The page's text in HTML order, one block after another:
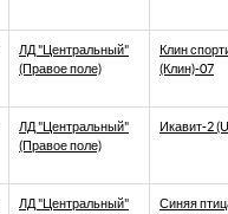
ЛД "Центральный"
(Правое поле)
Клин
(Клин)-07
ЛД "Центральный"
(Правое поле)
Икавит-2
ЛД "Центральный"
Синяя